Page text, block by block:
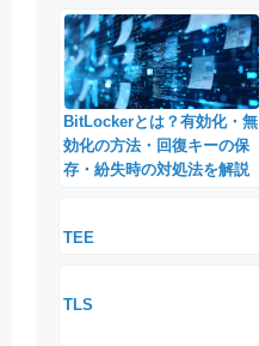
BitLockerとは？有効化・無
効化の方法・回復キーの保
存・紛失時の対処法を解説
TEE
TLS